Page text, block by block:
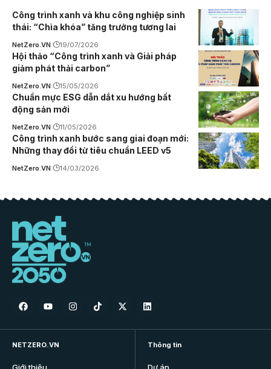
Công trình xanh và khu công nghiệp sinh
thái: “Chìa khóa” tăng trưởng tương lai
NetZero.VN 19/07/2026
Hội thảo “Công trình xanh và Giải pháp
giảm phát thải carbon”
NetZero.VN 15/05/2026
Chuẩn mực ESG dẫn dắt xu hướng bất
động sản mới
NetZero.VN 11/05/2026
Công trình xanh bước sang giai đoạn mới:
Những thay đổi từ tiêu chuẩn LEED v5
NetZero.VN 14/03/2026
NETZERO.VN Thông tin